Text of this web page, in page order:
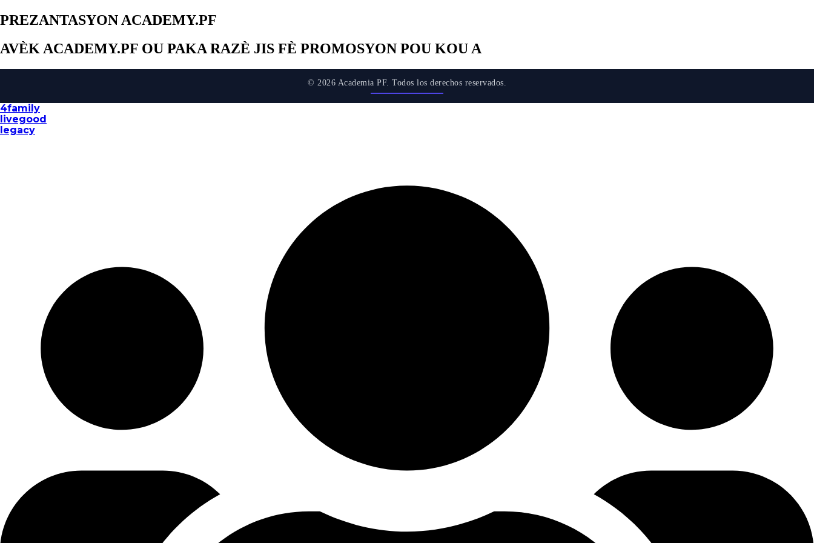
PREZANTASYON ACADEMY.PF
AVÈK ACADEMY.PF OU PAKA RAZÈ JIS FÈ PROMOSYON POU KOU A
© 2026 Academia PF. Todos los derechos reservados.
4family
livegood
legacy